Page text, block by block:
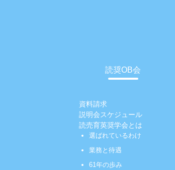
読奨OB会
資料請求
説明会スケジュール
読売育英奨学会とは
選ばれているわけ
業務と待遇
61年の歩み